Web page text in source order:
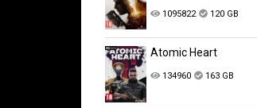
1095822 120 GB
Atomic Heart
134960 163 GB